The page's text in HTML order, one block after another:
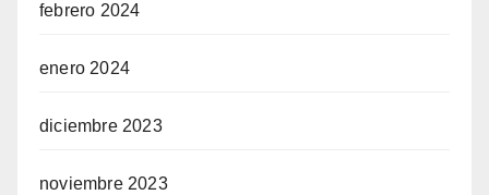
febrero 2024
enero 2024
diciembre 2023
noviembre 2023